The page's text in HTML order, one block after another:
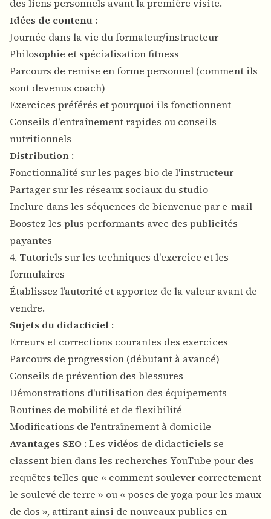
des liens personnels avant la première visite.
Idées de contenu :
Journée dans la vie du formateur/instructeur
Philosophie et spécialisation fitness
Parcours de remise en forme personnel (comment ils
sont devenus coach)
Exercices préférés et pourquoi ils fonctionnent
Conseils d'entraînement rapides ou conseils
nutritionnels
Distribution :
Fonctionnalité sur les pages bio de l'instructeur
Partager sur les réseaux sociaux du studio
Inclure dans les séquences de bienvenue par e-mail
Boostez les plus performants avec des publicités
payantes
4. Tutoriels sur les techniques d'exercice et les
formulaires
Établissez l’autorité et apportez de la valeur avant de
vendre.
Sujets du didacticiel :
Erreurs et corrections courantes des exercices
Parcours de progression (débutant à avancé)
Conseils de prévention des blessures
Démonstrations d'utilisation des équipements
Routines de mobilité et de flexibilité
Modifications de l'entraînement à domicile
Avantages SEO : Les vidéos de didacticiels se
classent bien dans les recherches YouTube pour des
requêtes telles que « comment soulever correctement
le soulevé de terre » ou « poses de yoga pour les maux
de dos », attirant ainsi de nouveaux publics en